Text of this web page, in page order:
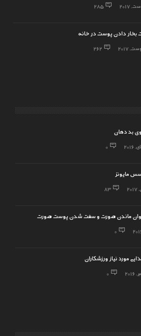
285
دادن پوست در خانه
262
بد دهان
0
مایونز
83
ماندن صورت و سفت شدن پوست صورت
0
مورد نیاز ورزشکاران
0